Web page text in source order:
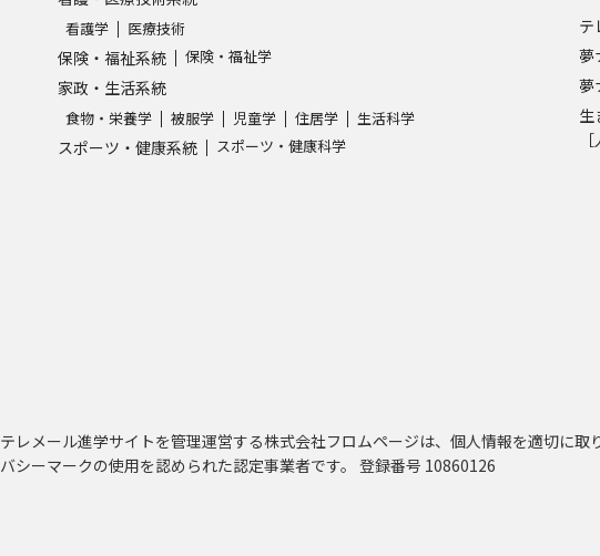
看護学 医療技術
保険・福祉系統 保険・福祉学
家政・生活系統
食物・栄養学 被服学 児童学 住居学 生活科学
スポーツ・健康系統 スポーツ・健康科学
テ
夢
夢
生
テレメール進学サイトを管理運営する株式会社フロムページは、個人情報を適切に取
バシーマークの使用を認められた認定事業者です。 登録番号 10860126